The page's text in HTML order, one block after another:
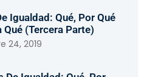
Igualdad: Qué, Por Qué
Qué (tercera Parte)
24, 2019